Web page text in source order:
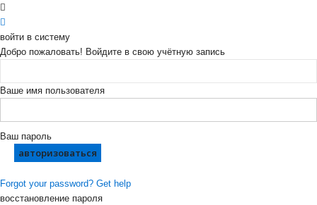
войти в систему
Добро пожаловать! Войдите в свою учётную запись
Ваше имя пользователя
Ваш пароль
Forgot your password? Get help
восстановление пароля